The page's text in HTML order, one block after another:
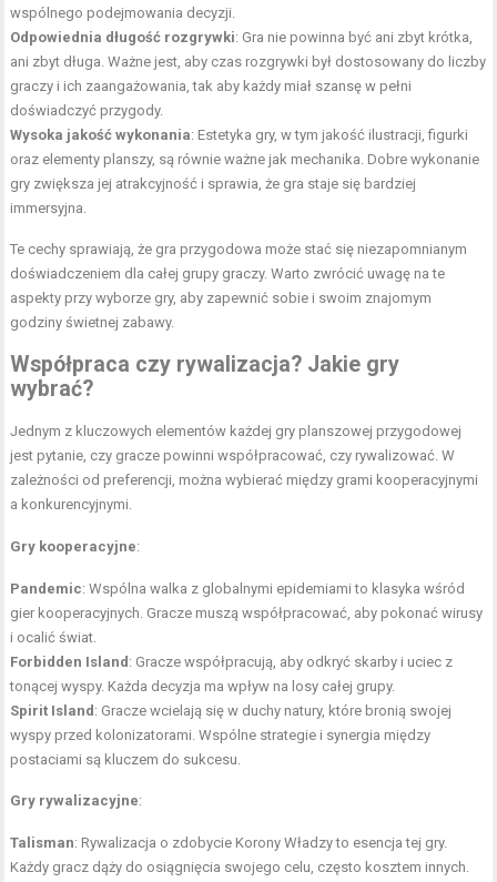
wspólnego podejmowania decyzji.
Odpowiednia długość rozgrywki: Gra nie powinna być ani zbyt krótka,
ani zbyt długa. Ważne jest, aby czas rozgrywki był dostosowany do liczby
graczy i ich zaangażowania, tak aby każdy miał szansę w pełni
doświadczyć przygody.
Wysoka jakość wykonania: Estetyka gry, w tym jakość ilustracji, figurki
oraz elementy planszy, są równie ważne jak mechanika. Dobre wykonanie
gry zwiększa jej atrakcyjność i sprawia, że gra staje się bardziej
immersyjna.
Te cechy sprawiają, że gra przygodowa może stać się niezapomnianym
doświadczeniem dla całej grupy graczy. Warto zwrócić uwagę na te
aspekty przy wyborze gry, aby zapewnić sobie i swoim znajomym
godziny świetnej zabawy.
Współpraca czy rywalizacja? Jakie gry
wybrać?
Jednym z kluczowych elementów każdej gry planszowej przygodowej
jest pytanie, czy gracze powinni współpracować, czy rywalizować. W
zależności od preferencji, można wybierać między grami kooperacyjnymi
a konkurencyjnymi.
Gry kooperacyjne:
Pandemic: Wspólna walka z globalnymi epidemiami to klasyka wśród
gier kooperacyjnych. Gracze muszą współpracować, aby pokonać wirusy
i ocalić świat.
Forbidden Island : Gracze współpracują, aby odkryć skarby i uciec z
tonącej wyspy. Każda decyzja ma wpływ na losy całej grupy.
Spirit Island : Gracze wcielają się w duchy natury, które bronią swojej
wyspy przed kolonizatorami. Wspólne strategie i synergia między
postaciami są kluczem do sukcesu.
Gry rywalizacyjne:
Talisman: Rywalizacja o zdobycie Korony Władzy to esencja tej gry.
Każdy gracz dąży do osiągnięcia swojego celu, często kosztem innych.